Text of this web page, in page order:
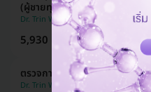
(ผู้ชายทุกช่วงวัย)
Dr. Trin Wellness
5,930 บาท 9,990 บาท ประหยัด 41%
ตรวจการอักเสบในร่างกาย (hs-
Dr. Trin Wellness